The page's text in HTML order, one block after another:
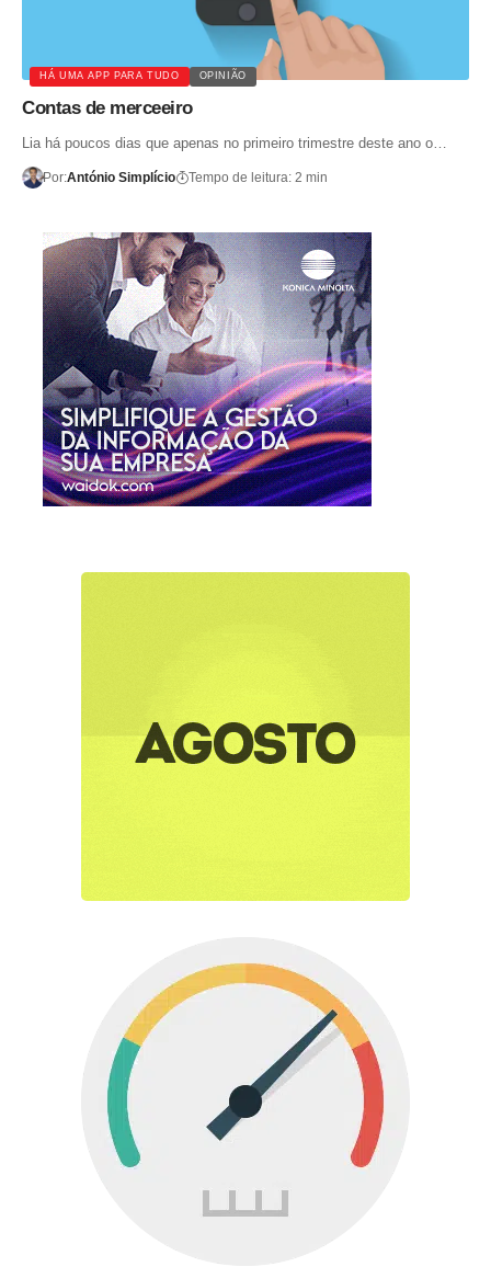
HÁ UMA APP PARA TUDO OPINIÃO
Contas de merceeiro
Lia há poucos dias que apenas no primeiro trimestre deste ano o…
Por:António Simplício Tempo de leitura: 2 min